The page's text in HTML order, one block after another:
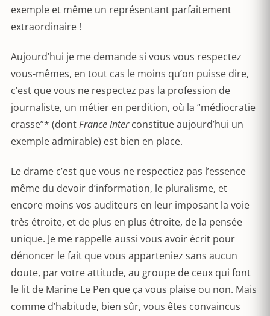
exemple et même un représentant parfaitement
extraordinaire !
Aujourd’hui je me demande si vous vous respectez
vous-mêmes, en tout cas le moins qu’on puisse dire,
c’est que vous ne respectez pas la profession de
journaliste, un métier en perdition, où la “médiocratie
crasse”* (dontFrance Interconstitue aujourd’hui un
exemple admirable) est bien en place.
Le drame c’est que vous ne respectiez pas l’essence
même du devoir d’information, le pluralisme, et
encore moins vos auditeurs en leur imposant la voie
très étroite, et de plus en plus étroite, de la pensée
unique. Je me rappelle aussi vous avoir écrit pour
dénoncer le fait que vous apparteniez sans aucun
doute, par votre attitude, au groupe de ceux qui font
le lit de Marine Le Pen que ça vous plaise ou non. Mais
comme d’habitude, bien sûr, vous êtes convaincus